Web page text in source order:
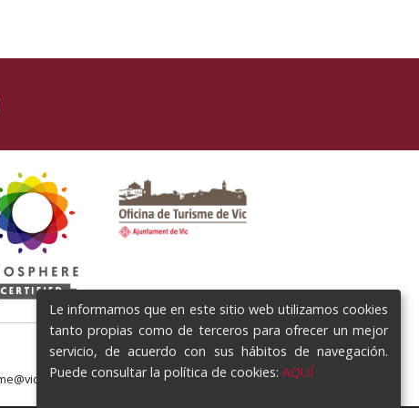
Le informamos que en este sitio web utilizamos cookies
tanto propias como de terceros para ofrecer un mejor
servicio, de acuerdo con sus hábitos de navegación.
Puede consultar la política de cookies: AQUÍ